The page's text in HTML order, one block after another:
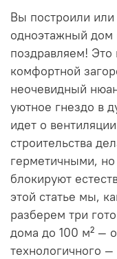
Вы построили
одноэтажный
поздравляем!
комфортной
неочевидный
уютное гнездо в
идет о
строительства
герметичными,
блокируют
этой статье мы,
разберем три
дома до 100 м² —
технологичного